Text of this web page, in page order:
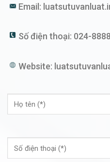
Email:
Số điện thoại: 024-
Website: